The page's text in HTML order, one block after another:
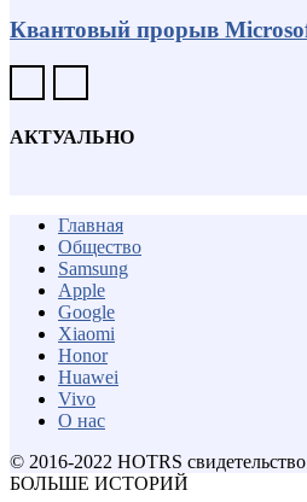
Квантовый прорыв
АКТУАЛЬНО
Главная
Общество
Samsung
Apple
Google
Xiaomi
Honor
Huawei
Vivo
О нас
© 2016-2022 HOTRS
БОЛЬШЕ ИСТОРИЙ